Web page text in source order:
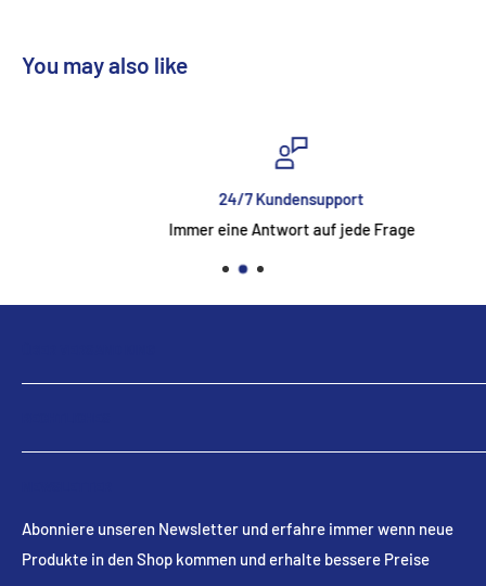
You may also like
24/7 Kundensupport
Immer eine Antwort auf jede Frage
Versandzeiten erhalten.
immer auf dem aktuellsten Stand zu sein, wenn neue
Produkte in unserem Shop erscheinen.
Datenschutzerklärung
Nutzungsbedingungen
Abonniere unseren Newsletter und erfahre immer wenn neue
Produkte in den Shop kommen und erhalte bessere Preise